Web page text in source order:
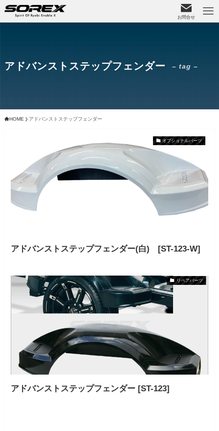
お問合せ
アドバンストステップフェンダー – tag –
HOME アドバンストステップフェンダー
オプショナルパーツ
アドバンストステップフェンダー(白) [ST-123-W]
リペアパーツ
アドバンストステップフェンダー [ST-123]